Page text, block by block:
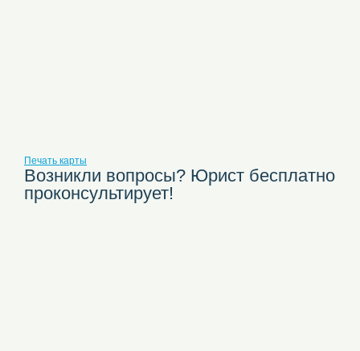
Печать карты
Возникли вопросы? Юрист бесплатно
проконсультирует!